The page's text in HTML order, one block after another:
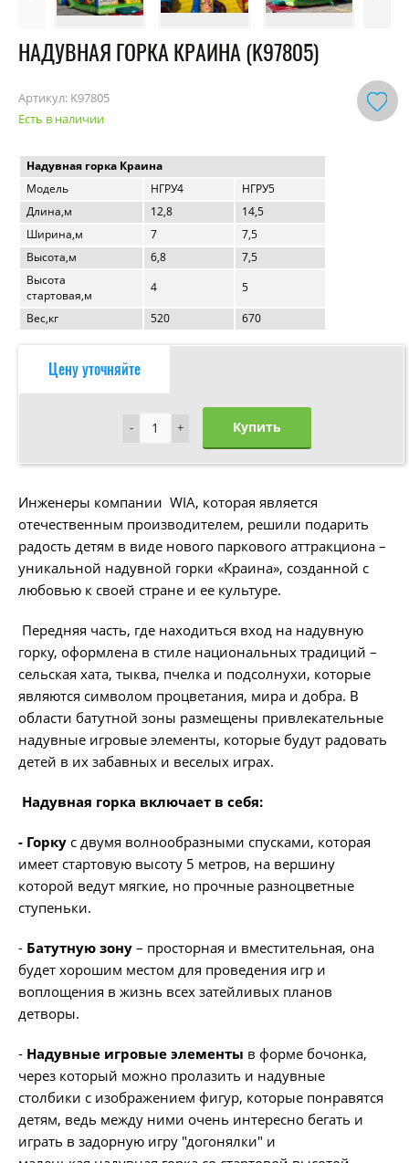
НАДУВНАЯ ГОРКА КРАИНА (K97805)
Артикул: K97805
Есть в наличии
Надувная горка Краина
Модель
НГРУ4
НГРУ5
Длина,м
12,8
14,5
Ширина,м
7
7,5
Высота,м
6,8
7,5
Высота
стартовая,м
4
5
Вес,кг
520 670
Цену уточняйте
+
- +
- Купить
Инженеры компании WIA, которая является
отечественным производителем, решили подарить
радость детям в виде нового паркового аттракциона –
уникальной надувной горки «Краина», созданной с
любовью к своей стране и ее культуре.
Передняя часть, где находиться вход на надувную
горку, оформлена в стиле национальных традиций –
сельская хата, тыква, пчелка и подсолнухи, которые
являются символом процветания, мира и добра. В
области батутной зоны размещены привлекательные
надувные игровые элементы, которые будут радовать
детей в их забавных и веселых играх.
Надувная горка включает в себя:
- Горку с двумя волнообразными спусками, которая
имеет стартовую высоту 5 метров, на вершину
которой ведут мягкие, но прочные разноцветные
ступеньки.
- Батутную зону – просторная и вместительная, она
будет хорошим местом для проведения игр и
воплощения в жизнь всех затейливых планов
детворы.
- Надувные игровые элементы в форме бочонка,
через который можно пролазить и надувные
столбики с изображением фигур, которые понравятся
детям, ведь между ними очень интересно бегать и
играть в задорную игру "догонялки" и